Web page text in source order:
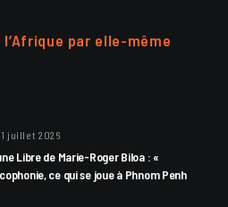
l’Afrique par elle-même
juillet 2026
Libre de Marie-Roger Biloa : «
ce qui se joue à Phnom Penh